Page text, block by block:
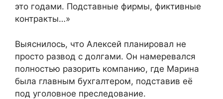
это годами. Подставные фирмы, фиктивные
контракты…»
Выяснилось, что Алексей планировал не
просто развод с долгами. Он намеревался
полностью разорить компанию, где Марина
была главным бухгалтером, подставив её
под уголовное преследование.